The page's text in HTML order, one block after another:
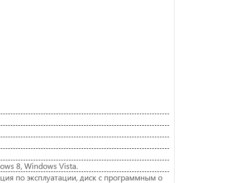
8, Windows Vista.
по эксплуатации, диск с программным о